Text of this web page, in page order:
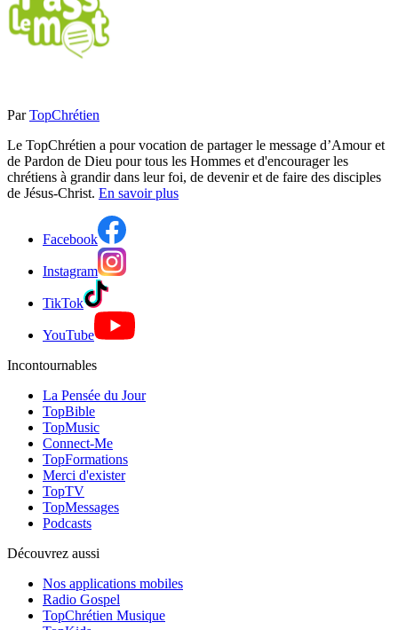
Par TopChrétien
Le TopChrétien a pour vocation de partager le message d’Amour et
de Pardon de Dieu pour tous les Hommes et d'encourager les
chrétiens à grandir dans leur foi, de devenir et de faire des disciples
de Jésus-Christ. En savoir plus
Facebook
Instagram
TikTok
YouTube
Incontournables
La Pensée du Jour
TopBible
TopMusic
Connect-Me
TopFormations
Merci d'exister
TopTV
TopMessages
Podcasts
Découvrez aussi
Nos applications mobiles
Radio Gospel
TopChrétien Musique